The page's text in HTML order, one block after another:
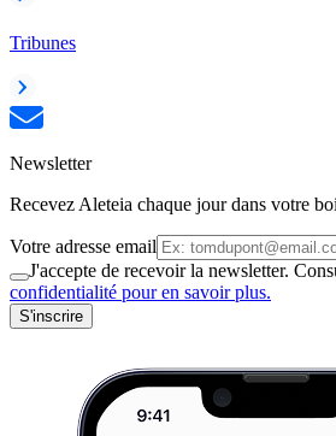
Tribunes
Newsletter
Recevez Aleteia chaque jour dans votre
Votre adresse email
J'accepte de recevoir la newsletter.
confidentialité pour en savoir plus.
S'inscrire